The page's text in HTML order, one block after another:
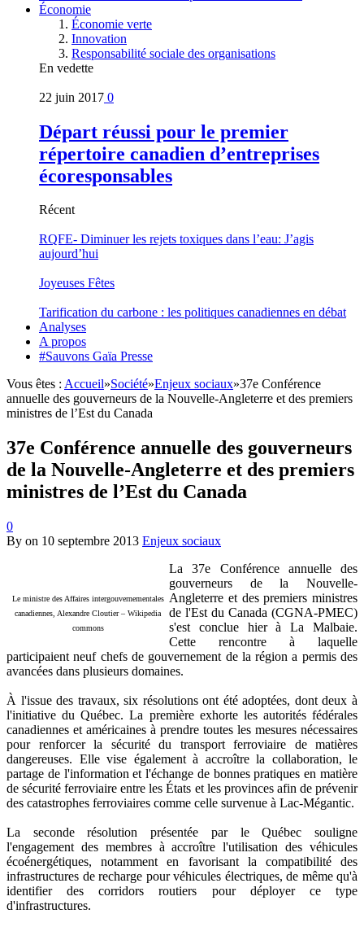
Économie
Économie verte
Innovation
Responsabilité sociale des organisations
En vedette
22 juin 2017 0
Départ réussi pour le premier
répertoire canadien d’entreprises
écoresponsables
Récent
RQFE- Diminuer les rejets toxiques dans l’eau: J’agis
aujourd’hui
Joyeuses Fêtes
Tarification du carbone : les politiques canadiennes en débat
Analyses
A propos
#Sauvons Gaïa Presse
Vous êtes : Accueil»Société»Enjeux sociaux»37e Conférence
annuelle des gouverneurs de la Nouvelle-Angleterre et des premiers
ministres de l’Est du Canada
37e Conférence annuelle des gouverneurs
de la Nouvelle-Angleterre et des premiers
ministres de l’Est du Canada
0
By on 10 septembre 2013 Enjeux sociaux
Le ministre des Affaires intergouvernementales
canadiennes, Alexandre Cloutier – Wikipedia
commons
La 37e Conférence annuelle des
gouverneurs de la Nouvelle-
Angleterre et des premiers ministres
de l'Est du Canada (CGNA-PMEC)
s'est conclue hier à La Malbaie.
Cette rencontre à laquelle
participaient neuf chefs de gouvernement de la région a permis des
avancées dans plusieurs domaines.
À l'issue des travaux, six résolutions ont été adoptées, dont deux à
l'initiative du Québec. La première exhorte les autorités fédérales
canadiennes et américaines à prendre toutes les mesures nécessaires
pour renforcer la sécurité du transport ferroviaire de matières
dangereuses. Elle vise également à accroître la collaboration, le
partage de l'information et l'échange de bonnes pratiques en matière
de sécurité ferroviaire entre les États et les provinces afin de prévenir
des catastrophes ferroviaires comme celle survenue à Lac-Mégantic.
La seconde résolution présentée par le Québec souligne
l'engagement des membres à accroître l'utilisation des véhicules
écoénergétiques, notamment en favorisant la compatibilité des
infrastructures de recharge pour véhicules électriques, de même qu'à
identifier des corridors routiers pour déployer ce type
d'infrastructures.